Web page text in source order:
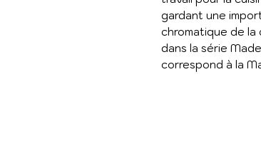
gardant une
chromatique de
dans la série
correspond à la